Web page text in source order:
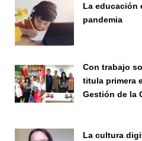
La educación
pandemia
Con trabajo
titula primera
Gestión de la
La cultura